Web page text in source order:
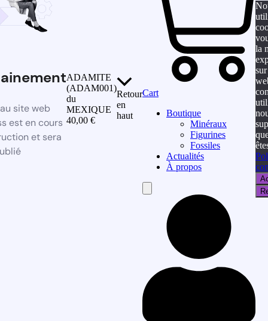
site web
est en cours
et sera
ADAMITE
(ADAM001)
du
MEXIQUE
40,00 €
Retour
en
haut
Cart
Boutique
Minéraux
Figurines
Fossiles
Actualités
À propos
Toggle
la